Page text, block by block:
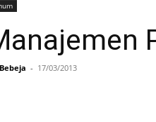
Bebeja - 17/03/2013